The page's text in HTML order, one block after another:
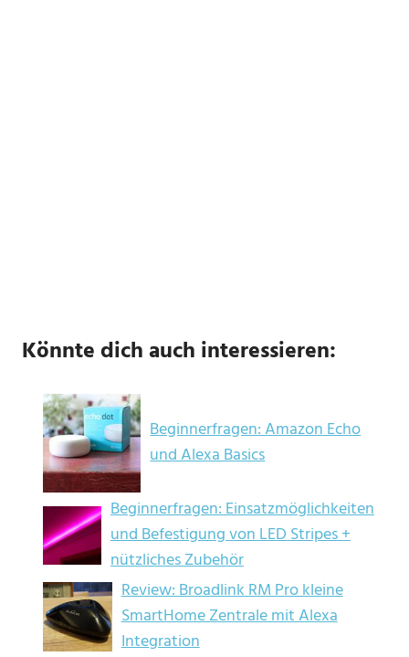
Könnte dich auch interessieren:
Beginnerfragen: Amazon Echo
und Alexa Basics
Beginnerfragen: Einsatzmöglichkeiten
und Befestigung von LED Stripes +
nützliches Zubehör
Review: Broadlink RM Pro kleine
SmartHome Zentrale mit Alexa
Integration